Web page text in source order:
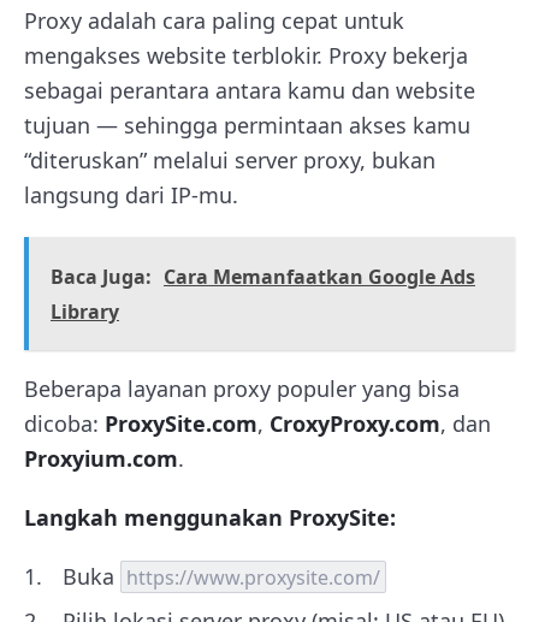
Proxy adalah cara paling cepat untuk
mengakses website terblokir. Proxy bekerja
sebagai perantara antara kamu dan website
tujuan — sehingga permintaan akses kamu
“diteruskan” melalui server proxy, bukan
langsung dari IP-mu.
Baca Juga: Cara Memanfaatkan Google Ads
Library
Beberapa layanan proxy populer yang bisa
dicoba: ProxySite.com, CroxyProxy.com, dan
Proxyium.com.
Langkah menggunakan ProxySite:
Buka https://www.proxysite.com/